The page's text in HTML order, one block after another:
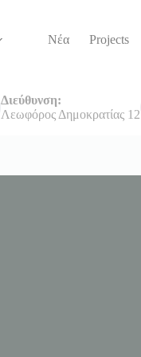
Νέα Projects
Διεύθυνση:
Λεωφόρος Δημοκρατίας 12